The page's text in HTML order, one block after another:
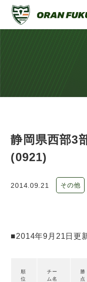
静岡県西部3
(0921)
2014.09.21 その他
■2014年9月21日更
順
位
チー
ム名
勝
点